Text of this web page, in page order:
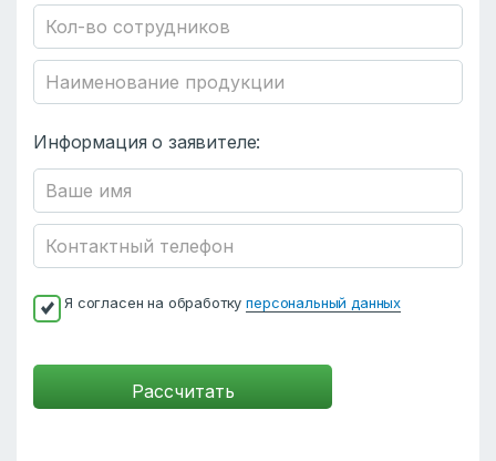
Информация о заявителе:
Я согласен на обработкуперсональный данных